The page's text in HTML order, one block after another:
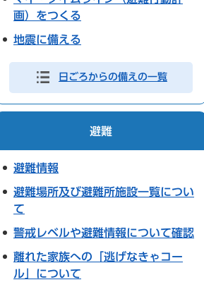
画）をつくる
地震に備える
日ごろからの備えの一覧
避難
避難情報
避難場所及び避難所施設一覧につい
て
警戒レベルや避難情報について確認
離れた家族への「逃げなきゃコー
ル」について